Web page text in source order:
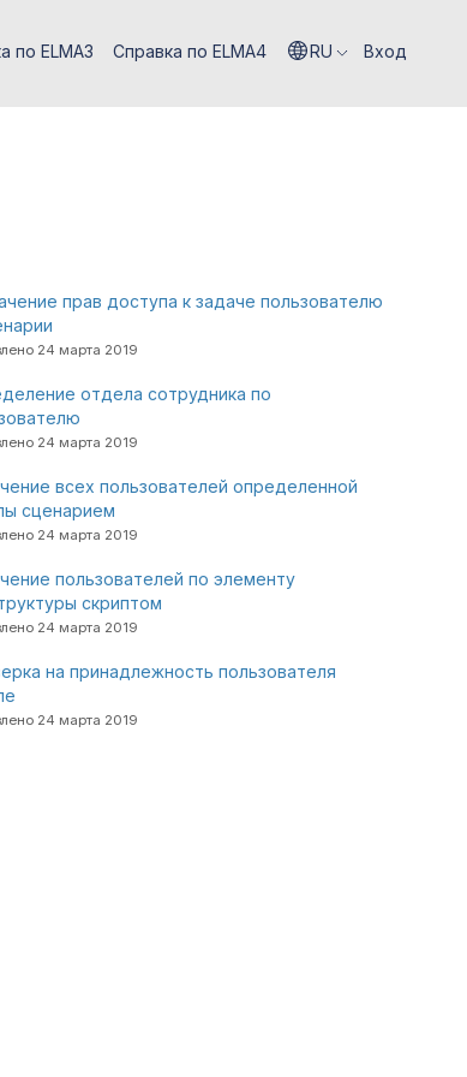
по ELMA3 Справка по ELMA4 RU Вход
прав доступа к задаче пользователю
24 марта 2019
отдела сотрудника по
24 марта 2019
всех пользователей определенной
сценарием
24 марта 2019
пользователей по элементу
скриптом
24 марта 2019
на принадлежность пользователя
24 марта 2019